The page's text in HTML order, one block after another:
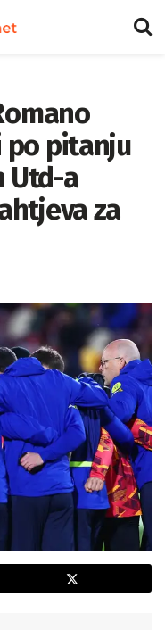
po pitanju
Utd-a
za